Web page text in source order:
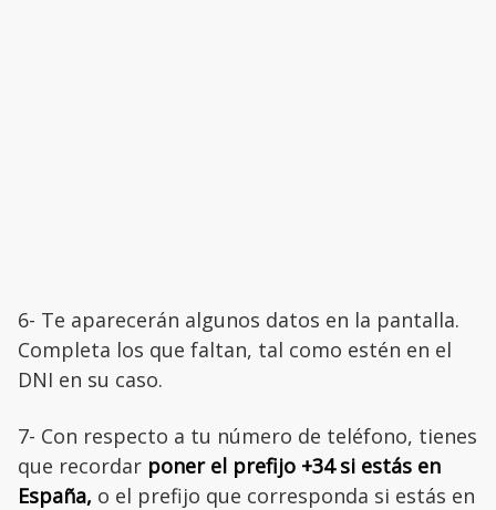
6- Te aparecerán algunos datos en la pantalla.
Completa los que faltan, tal como estén en el
DNI en su caso.
7- Con respecto a tu número de teléfono, tienes
que recordar poner el prefijo +34 si estás en
España, o el prefijo que corresponda si estás en